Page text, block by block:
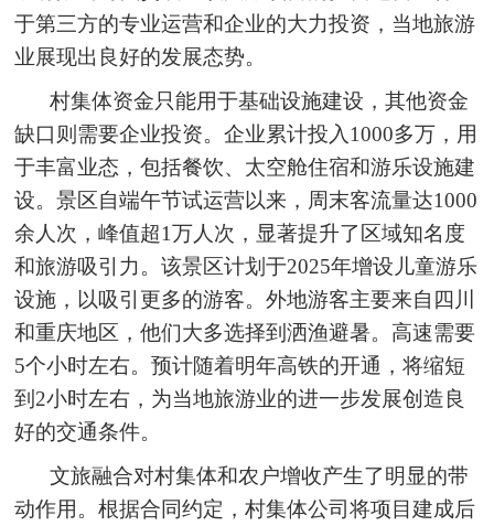
于第三方的专业运营和企业的大力投资，当地旅游
业展现出良好的发展态势。
村集体资金只能用于基础设施建设，其他资金
缺口则需要企业投资。企业累计投入1000多万，用
于丰富业态，包括餐饮、太空舱住宿和游乐设施建
设。景区自端午节试运营以来，周末客流量达1000
余人次，峰值超1万人次，显著提升了区域知名度
和旅游吸引力。该景区计划于2025年增设儿童游乐
设施，以吸引更多的游客。外地游客主要来自四川
和重庆地区，他们大多选择到洒渔避暑。高速需要
5个小时左右。预计随着明年高铁的开通，将缩短
到2小时左右，为当地旅游业的进一步发展创造良
好的交通条件。
文旅融合对村集体和农户增收产生了明显的带
动作用。根据合同约定，村集体公司将项目建成后